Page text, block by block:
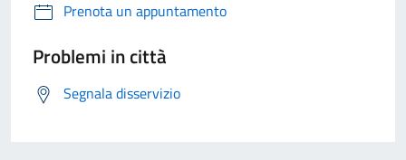
Prenota un appuntamento
Problemi in città
Segnala disservizio